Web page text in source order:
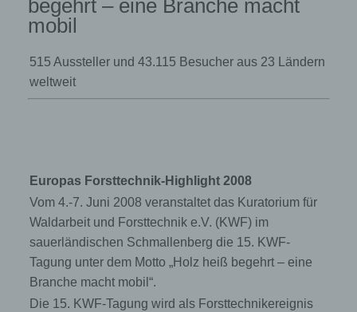
begehrt – eine Branche macht
mobil
515 Aussteller und 43.115 Besucher aus 23 Ländern
weltweit
Europas Forsttechnik-Highlight 2008
Vom 4.-7. Juni 2008 veranstaltet das Kuratorium für
Waldarbeit und Forsttechnik e.V. (KWF) im
sauerländischen Schmallenberg die 15. KWF-
Tagung unter dem Motto „Holz heiß begehrt – eine
Branche macht mobil“.
Die 15. KWF-Tagung wird als Forsttechnikereignis